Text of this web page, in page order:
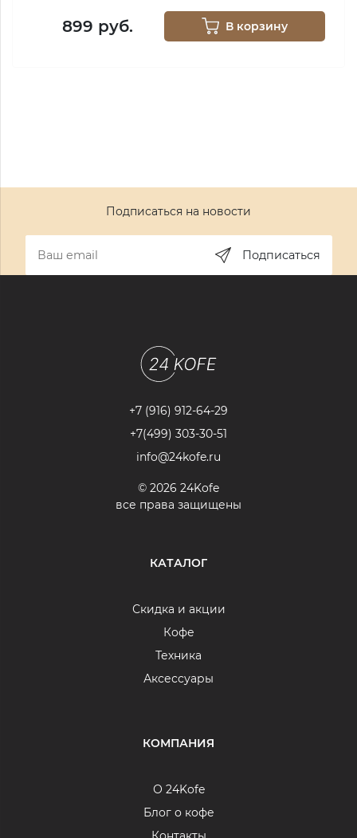
899 руб. В корзину
Подписаться на новости
Подписаться
+7 (916) 912-64-29
+7(499) 303-30-51
info@24kofe.ru
© 2026 24Kofe
все права защищены
КАТАЛОГ
Скидка и акции
Кофе
Техника
Аксессуары
КОМПАНИЯ
О 24Kofe
Блог о кофе